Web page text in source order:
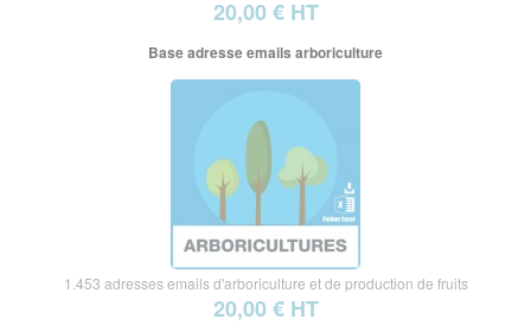
20,00 € HT
Base adresse emails arboriculture
1.453 adresses emails d'arboriculture et de production de fruits
20,00 € HT